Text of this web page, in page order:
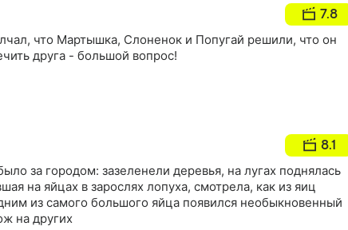
7.8
что Мартышка, Слоненок и Попугай решили, что он
друга - большой вопрос!
8.1
за городом: зазеленели деревья, на лугах поднялась
на яйцах в зарослях лопуха, смотрела, как из яиц
из самого большого яйца появился необыкновенный
на других